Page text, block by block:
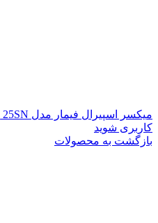
میکسر اسپیرال فیمار مدل 25SN
کاربری شوید
بازگشت به محصولات